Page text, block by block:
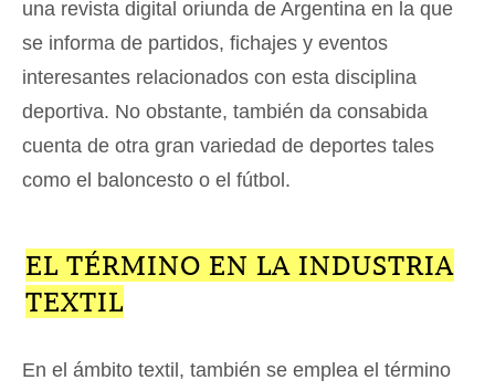
una revista digital oriunda de Argentina en la que
se informa de partidos, fichajes y eventos
interesantes relacionados con esta disciplina
deportiva. No obstante, también da consabida
cuenta de otra gran variedad de deportes tales
como el baloncesto o el fútbol.
EL TÉRMINO EN LA INDUSTRIA
TEXTIL
En el ámbito textil, también se emplea el término